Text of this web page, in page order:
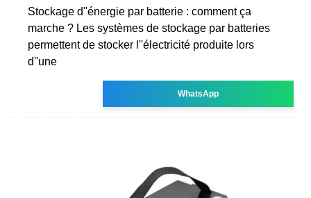
Stockage d''énergie par batterie : comment ça
marche ? Les systèmes de stockage par batteries
permettent de stocker l''électricité produite lors
d''une
WhatsApp